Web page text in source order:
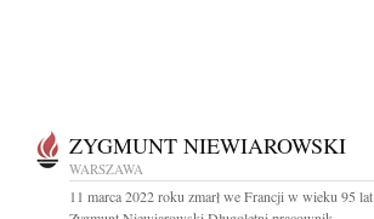
ZYGMUNT NIEWIAROWSKI
WARSZAWA
11 marca 2022 roku zmarł we Francji w wieku 95 lat